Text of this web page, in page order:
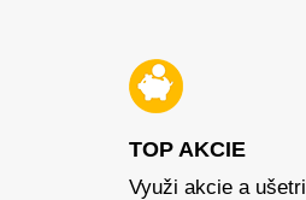
TOP AKCIE
Využi akcie a ušetri